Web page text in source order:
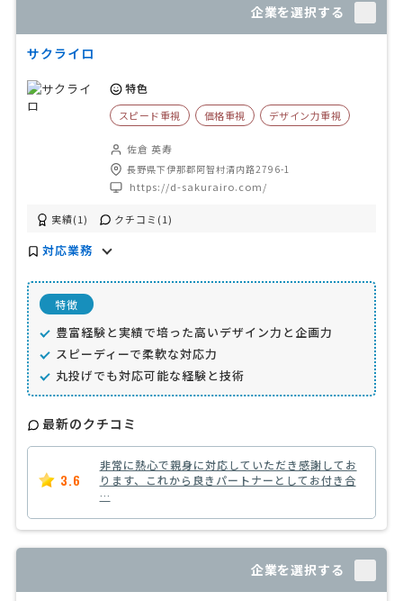
企業を選択する
サクライロ
特色
スピード重視 価格重視 デザイン力重視
佐倉 英寿
長野県下伊那郡阿智村清内路2796-1
https://d-sakurairo.com/
実績(1) クチコミ(1)
対応業務
特徴
豊富経験と実績で培った高いデザイン力と企画力
スピーディーで柔軟な対応力
丸投げでも対応可能な経験と技術
最新のクチコミ
3.6
非常に熱心で親身に対応していただき感謝してお
ります、これから良きパートナーとしてお付き合
…
企業を選択する